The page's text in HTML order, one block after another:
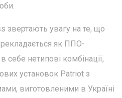
звертають увагу на те, що
як ППО-
нетипові комбінації,
установок Patriot з
виготовленими в Україні